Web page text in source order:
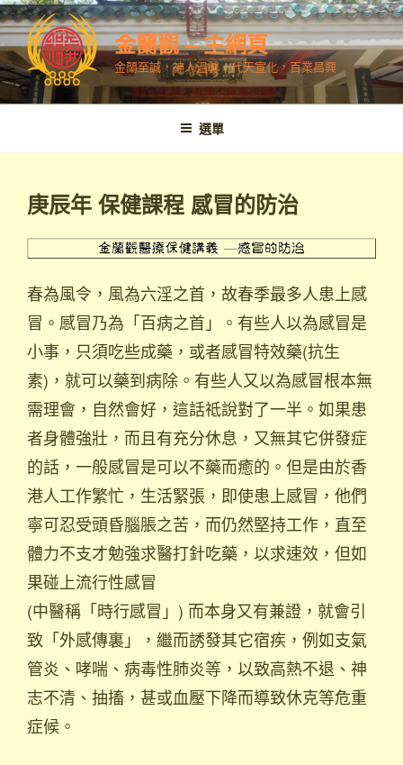
跳
至
內
容
金蘭觀 – 主網頁
金蘭至誠，神人溫馨，代天宣化，百業昌興
選單
庚辰年 保健課程 感冒的防治
春為風令，風為六淫之首，故春季最多人患上感
冒。感冒乃為「百病之首」。有些人以為感冒是
小事，只須吃些成藥，或者感冒特效藥(抗生
素)，就可以藥到病除。有些人又以為感冒根本無
需理會，自然會好，這話祗說對了一半。如果患
者身體強壯，而且有充分休息，又無其它併發症
的話，一般感冒是可以不藥而癒的。但是由於香
港人工作繁忙，生活緊張，即使患上感冒，他們
寧可忍受頭昏腦脹之苦，而仍然堅持工作，直至
體力不支才勉強求醫打針吃藥，以求速效，但如
果碰上流行性感冒
(中醫稱「時行感冒」) 而本身又有兼證，就會引
致「外感傳裏」，繼而誘發其它宿疾，例如支氣
管炎、哮喘、病毒性肺炎等，以致高熱不退、神
志不清、抽搐，甚或血壓下降而導致休克等危重
症候。